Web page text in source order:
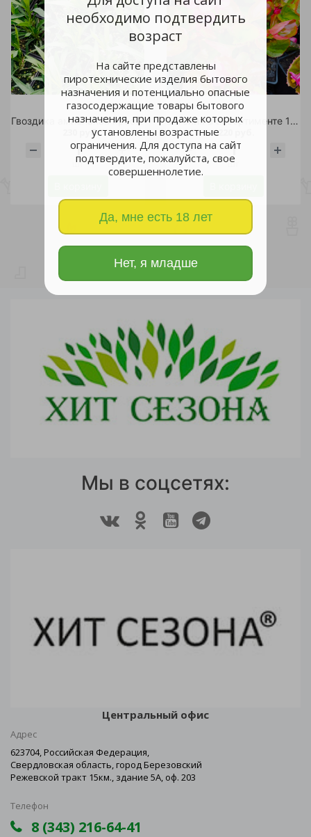
необходимо подтвердить
возраст
На сайте представлены
пиротехнические изделия бытового
назначения и потенциально опасные
газосодержащие товары бытового
назначения, при продаже которых
установлены возрастные
ограничения. Для доступа на сайт
подтвердите, пожалуйста, свое
совершеннолетие.
Да, мне есть 18 лет
Нет, я младше
Гвоздика ампельная красная стакан 0,2л 1шт
230 руб.
шт
Бегония в ассортименте 1л 1шт
220 руб.
шт
Мы в соцсетях:
Центральный офис
Адрес
623704, Российская Федерация,
Свердловская область, город Березовский
Режевской тракт 15км., здание 5А, оф. 203
Телефон
8 (343) 216-64-41